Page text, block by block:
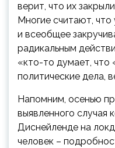
верит, что их
Многие считают,
и всеобщее
радикальным
«кто-то думает,
политические дела,
Напомним, осенью
выявленного случая
Диснейленде на
человек –